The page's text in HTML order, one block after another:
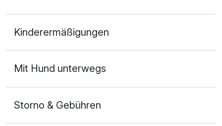
1 Erwachsenen und 2 Kinder
Kinderermäßigungen
Mit Hund unterwegs
Storno & Gebühren